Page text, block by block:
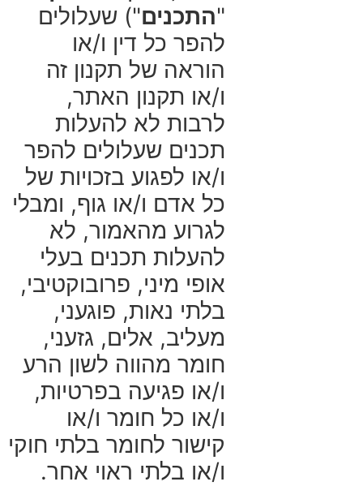
"התכנים") שעלולים
להפר כל דין ו/או
הוראה של תקנון זה
ו/או תקנון האתר,
לרבות לא להעלות
תכנים שעלולים להפר
ו/או לפגוע בזכויות של
כל אדם ו/או גוף, ומבלי
לגרוע מהאמור, לא
להעלות תכנים בעלי
אופי מיני, פרובוקטיבי,
בלתי נאות, פוגעני,
מעליב, אלים, גזעני,
חומר מהווה לשון הרע
ו/או פגיעה בפרטיות,
ו/או כל חומר ו/או
קישור לחומר בלתי חוקי
ו/או בלתי ראוי אחר.